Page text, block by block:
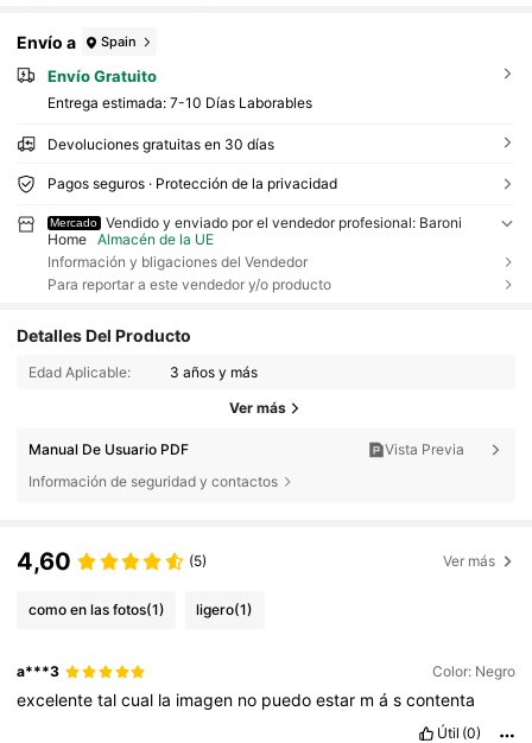
Envío a Spain
Envío Gratuito
Entrega estimada: 7-10 Días Laborables
Devoluciones gratuitas en 30 días
Pagos seguros · Protección de la privacidad
Mercado
Vendido y enviado por el vendedor profesional: Baroni
Home
Almacén de la UE
Información y bligaciones del Vendedor
Para reportar a este vendedor y/o producto
Detalles Del Producto
Edad Aplicable: 3 años y más
Ver más
Manual De Usuario PDF
Vista Previa
Información de seguridad y contactos
4,60 (5) Ver más
como en las fotos(1) ligero(1)
a***3 Color: Negro
excelentetalcual la imagen no puedoestar máscontenta
Útil (0)